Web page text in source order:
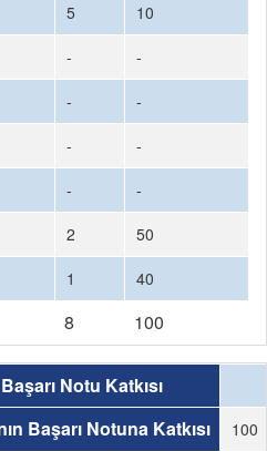
5
10
-
-
-
-
-
-
-
-
2
50
1 40
8 100
Notu Katkısı
Başarı Notuna Katkısı
100